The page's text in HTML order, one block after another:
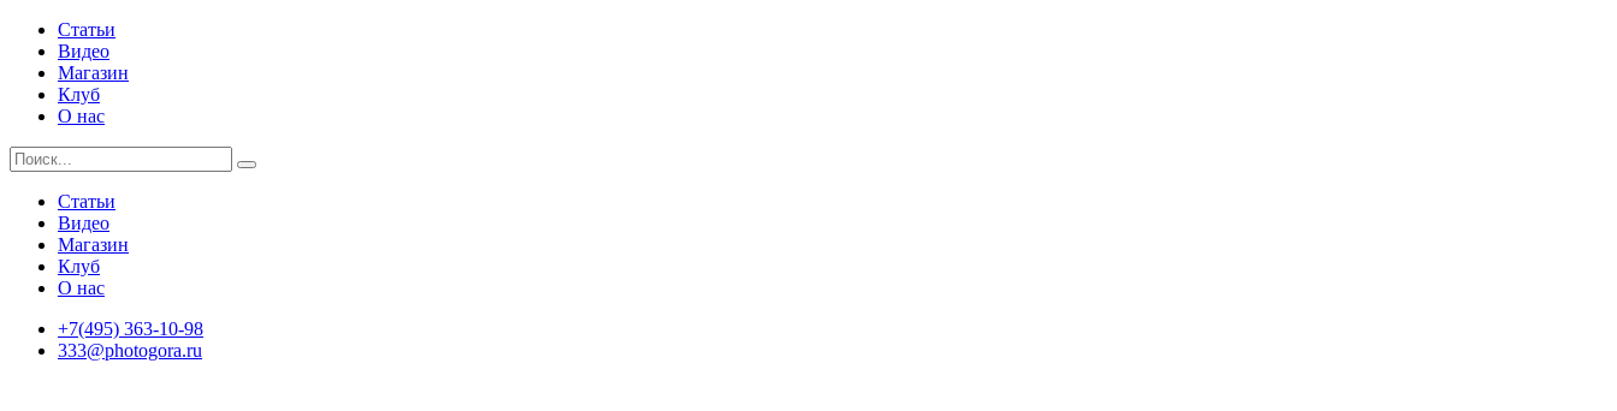
Статьи
Видео
Магазин
Клуб
О нас
Статьи
Видео
Магазин
Клуб
О нас
+7(495) 363-10-98
333@photogora.ru